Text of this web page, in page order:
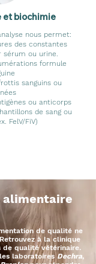
et biochimie
nous permet:
des constantes
sérum ou urine.
formule
sanguins ou
ou anticorps
de sang ou
FelV/FiV)
alimentaire
de qualité ne
à la clinique
de qualité vétérinaire.
laboratoires Dechra,